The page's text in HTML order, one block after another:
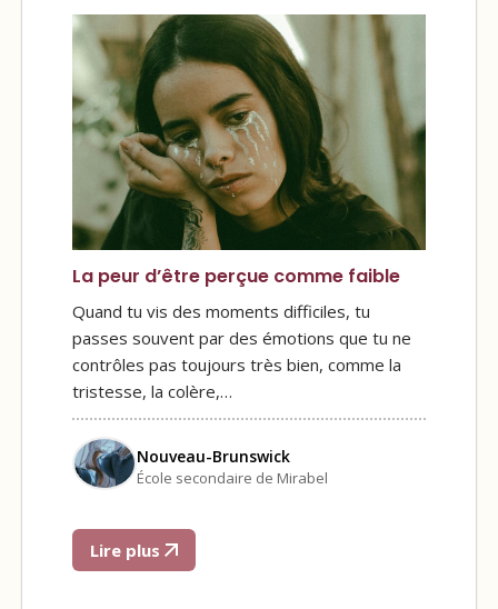
La peur d’être perçue comme faible
Quand tu vis des moments difficiles, tu
passes souvent par des émotions que tu ne
contrôles pas toujours très bien, comme la
tristesse, la colère,…
Nouveau-Brunswick
École secondaire de Mirabel
Lire plus